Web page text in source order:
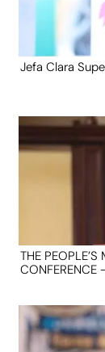
Jefa Clara
THE
CONFERENCE